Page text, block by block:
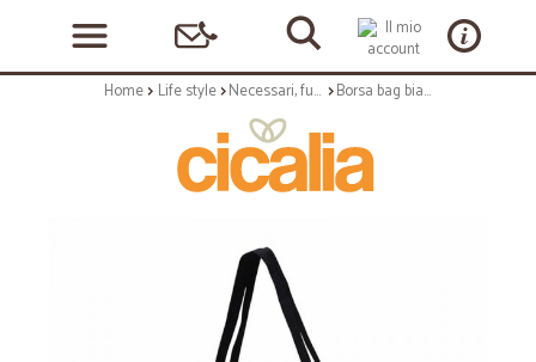
Home Life style Necessari, funzionali e quotidiani Borsa bag bianco rigato - taglia m - poliet. sintetico - capacità 15 litri